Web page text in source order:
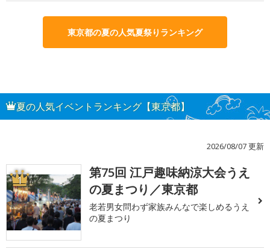
東京都の夏の人気夏祭りランキング
夏の人気イベントランキング【東京都】
2026/08/07 更新
1
第75回 江戸趣味納涼大会うえ
の夏まつり／東京都
老若男女問わず家族みんなで楽しめるうえ
の夏まつり